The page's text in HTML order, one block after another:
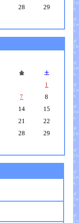
28
29
金 土
1
7
8
14
15
21
22
28
29